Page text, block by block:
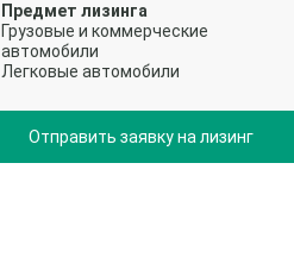
Предмет лизинга
Грузовые и коммерческие
автомобили
Легковые автомобили
Отправить заявку на лизинг